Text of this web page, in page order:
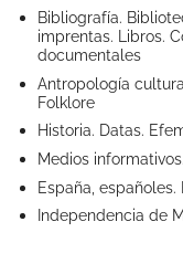
Bibliografía.
imprentas. Libros.
documentales
Antropología
Folklore
Historia. Datas.
Medios
España,
Independencia de